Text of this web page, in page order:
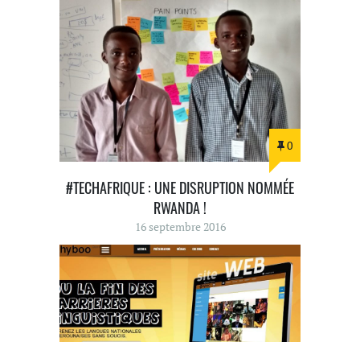
0
#TECHAFRIQUE : UNE DISRUPTION NOMMÉE
RWANDA !
16 septembre 2016